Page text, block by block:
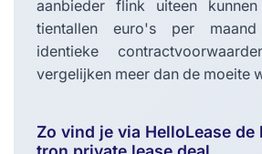
aanbieder flink uiteen
tientallen euro's per
identieke
vergelijken meer dan de moeite
Zo vind je via HelloLease de